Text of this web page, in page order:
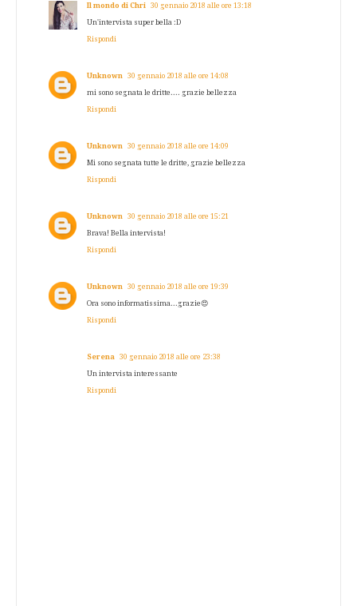
Il mondo di Chri 30 gennaio 2018 alle ore 13:18
Un'intervista super bella :D
Rispondi
Unknown 30 gennaio 2018 alle ore 14:08
mi sono segnata le dritte.... grazie bellezza
Rispondi
Unknown 30 gennaio 2018 alle ore 14:09
Mi sono segnata tutte le dritte, grazie bellezza
Rispondi
Unknown 30 gennaio 2018 alle ore 15:21
Brava! Bella intervista!
Rispondi
Unknown 30 gennaio 2018 alle ore 19:39
Ora sono informatissima...grazie😍
Rispondi
Serena 30 gennaio 2018 alle ore 23:38
Un intervista interessante
Rispondi